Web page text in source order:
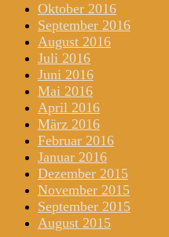
Oktober 2016
September 2016
August 2016
Juli 2016
Juni 2016
Mai 2016
April 2016
März 2016
Februar 2016
Januar 2016
Dezember 2015
November 2015
September 2015
August 2015